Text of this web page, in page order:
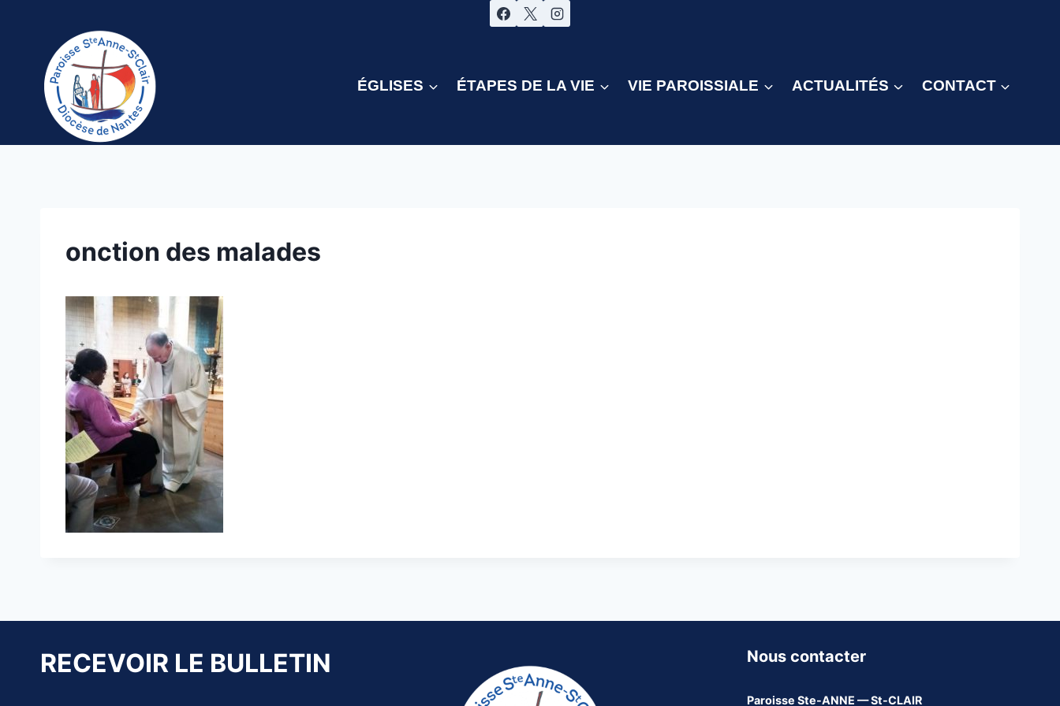
ÉGLISES ÉTAPES DE LA VIE VIE PAROISSIALE ACTUALITÉS CONTACT
onction des malades
RECEVOIR LE BULLETIN Nous contacter
Paroisse Ste-ANNE — St-CLAIR